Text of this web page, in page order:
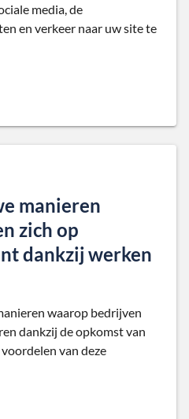
media, de
en verkeer naar uw site te
manieren
zich op
dankzij werken
waarop bedrijven
dankzij de opkomst van
van deze